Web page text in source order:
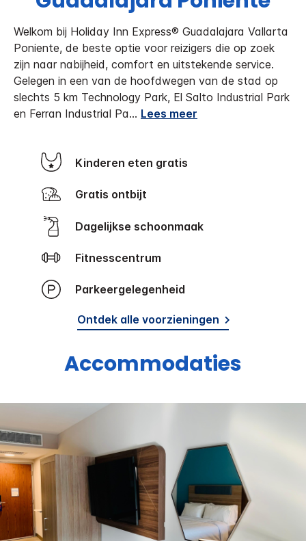
Welkom bij Holiday Inn Express® Guadalajara Vallarta
Poniente, de beste optie voor reizigers die op zoek
zijn naar nabijheid, comfort en uitstekende service.
Gelegen in een van de hoofdwegen van de stad op
slechts 5 km Technology Park, El Salto Industrial Park
en Ferran Industrial Pa... Lees meer
Kinderen eten gratis
Gratis ontbijt
Dagelijkse schoonmaak
Fitnesscentrum
Parkeergelegenheid
Ontdek alle voorzieningen
Accommodaties